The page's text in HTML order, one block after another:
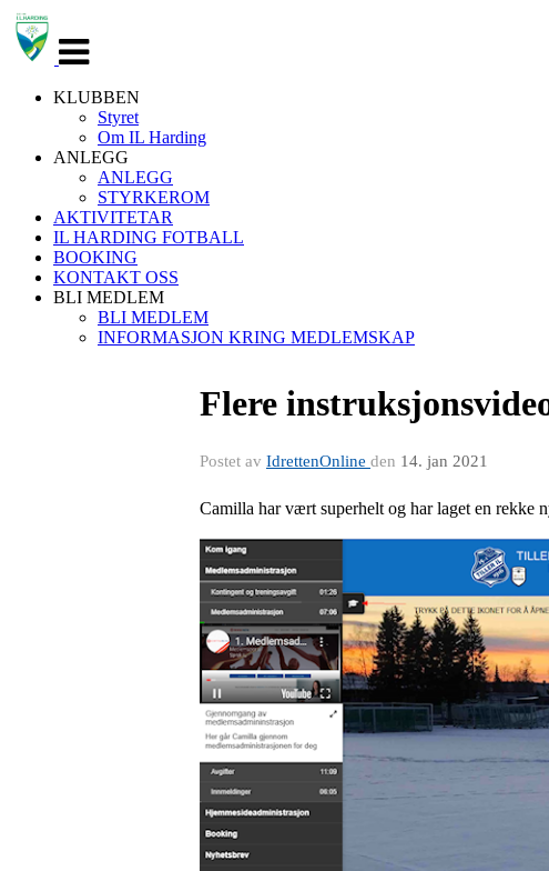
navigasjon
KLUBBEN
Styret
Om IL Harding
ANLEGG
ANLEGG
STYRKEROM
AKTIVITETAR
IL HARDING FOTBALL
BOOKING
KONTAKT OSS
BLI MEDLEM
BLI MEDLEM
INFORMASJON KRING MEDLEMSKAP
Flere
Postet av IdrettenOnline den 14. jan 2021
Camilla har vært superhelt og har laget en rekke